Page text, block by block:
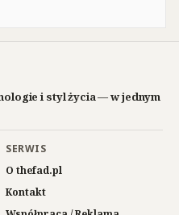
i styl życia — w jednym
SERWIS
O thefad.pl
Kontakt